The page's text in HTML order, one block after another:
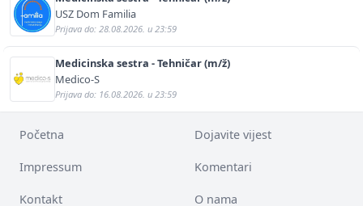
USZ Dom Familia
Prijava do: 28.08.2026. u 23:59
Medicinska sestra - Tehničar (m/ž)
Medico-S
Prijava do: 16.08.2026. u 23:59
Početna Dojavite vijest
Impressum Komentari
Kontakt O nama